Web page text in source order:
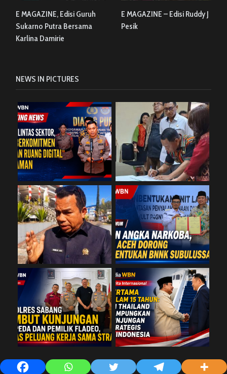
E MAGAZINE, Edisi Guruh
Sukarno Putra Bersama
Karlina Damirie
E MAGAZINE – Edisi Ruddy J
Pesik
NEWS IN PICTURES